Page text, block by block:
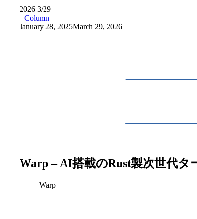
2026 3/29
Column
January 28, 2025March 29, 2026
Warp – AI搭載のRust製次世代
Warp